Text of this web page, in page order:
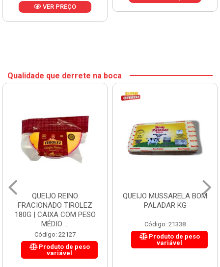
VER PREÇO
Qualidade que derrete na boca
QUEIJO REINO
FRACIONADO TIROLEZ
180G | CAIXA COM PESO
MÉDIO ...
Código: 22127
Produto de peso
variável
QUEIJO MUSSARELA BOM
PALADAR KG
Código: 21338
Produto de peso
variável